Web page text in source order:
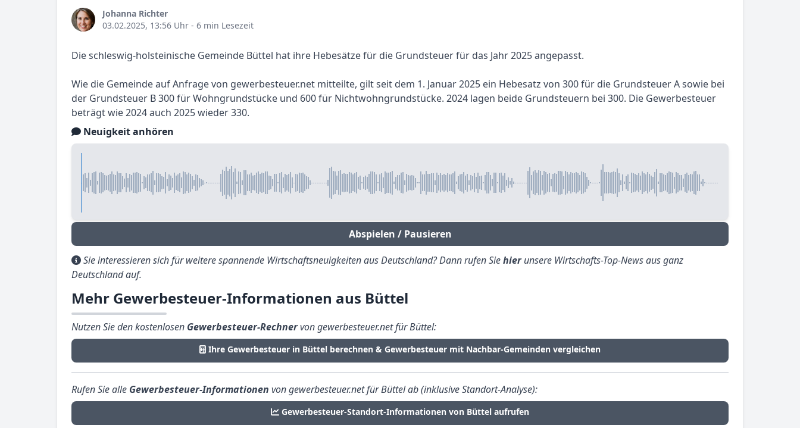
Johanna Richter
03.02.2025, 13:56 Uhr - 6 min Lesezeit
Die schleswig-holsteinische Gemeinde Büttel hat ihre Hebesätze für die Grundsteuer für das Jahr 2025 angepasst.
Wie die Gemeinde auf Anfrage von gewerbesteuer.net mitteilte, gilt seit dem 1. Januar 2025 ein Hebesatz von 300 für die Grundsteuer A sowie bei
der Grundsteuer B 300 für Wohngrundstücke und 600 für Nichtwohngrundstücke. 2024 lagen beide Grundsteuern bei 300. Die Gewerbesteuer
beträgt wie 2024 auch 2025 wieder 330.
Neuigkeit anhören
Abspielen / Pausieren
Sie interessieren sich für weitere spannende Wirtschaftsneuigkeiten aus Deutschland? Dann rufen Siehierunsere Wirtschafts-Top-News aus ganz
Deutschland auf.
Mehr Gewerbesteuer-Informationen aus Büttel
Nutzen Sie den kostenlosen Gewerbesteuer-Rechnervon gewerbesteuer.net für Büttel:
Ihre Gewerbesteuer in Büttel berechnen & Gewerbesteuer mit Nachbar-Gemeinden vergleichen
Rufen Sie alle Gewerbesteuer-Informationen von gewerbesteuer.net für Büttel ab (inklusive Standort-Analyse):
Gewerbesteuer-Standort-Informationen von Büttel aufrufen